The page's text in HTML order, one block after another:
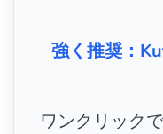
強く推奨：
ワンクリックで